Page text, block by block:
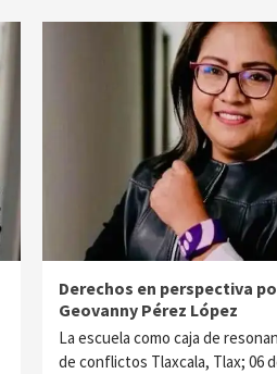
Derechos en perspectiva
Geovanny Pérez López
La escuela como caja de
de conflictos Tlaxcala, Tlax; 06